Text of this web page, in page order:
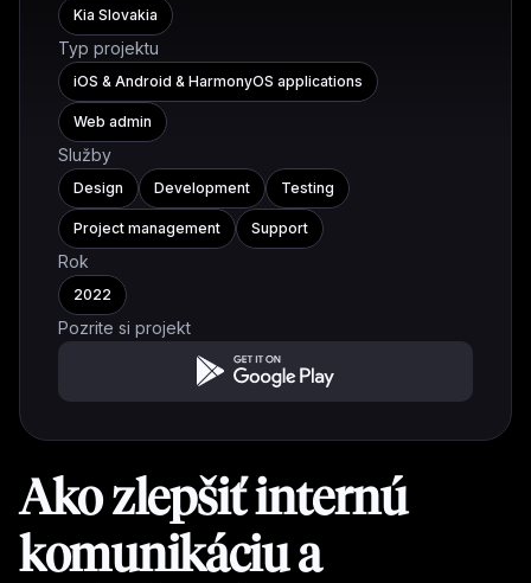
Kia Slovakia
Typ projektu
iOS & Android & HarmonyOS applications
Web admin
Služby
Design Development Testing
Project management Support
Rok
2022
Pozrite si projekt
Ako zlepšiť internú
komunikáciu a